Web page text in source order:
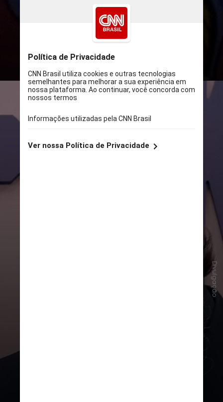
A animação dos anos 1980
“Thundercats” terá uma nova
versão no cinema
Divulgação